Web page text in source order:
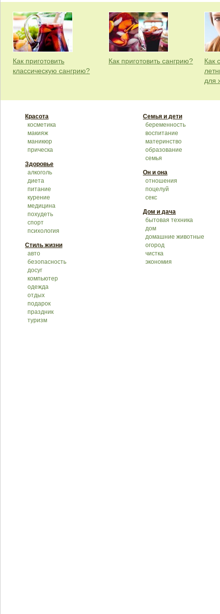
Как приготовить
классическую сангрию?
Как приготовить сангрию?
Как
для
Красота
косметика
макияж
маникюр
прическа
Здоровье
алкоголь
диета
питание
курение
медицина
похудеть
спорт
психология
Стиль жизни
авто
безопасность
досуг
компьютер
одежда
отдых
подарок
праздник
туризм
Семья и дети
беременность
воспитание
материнство
образование
семья
Он и она
отношения
поцелуй
секс
Дом и дача
бытовая техника
дом
домашние животные
огород
чистка
экономия